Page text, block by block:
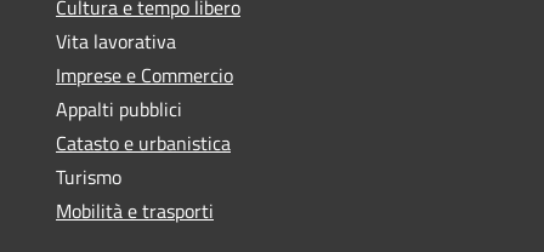
Cultura e tempo libero
Vita lavorativa
Imprese e Commercio
Appalti pubblici
Catasto e urbanistica
Turismo
Mobilità e trasporti